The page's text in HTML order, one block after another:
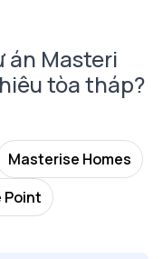
án Masteri
tòa tháp?
Masterise Homes
Point